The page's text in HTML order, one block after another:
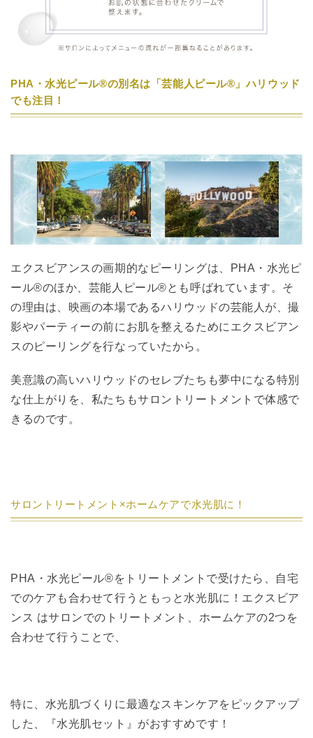
PHA・水光ピール®︎の別名は「芸能人ピール®︎」ハリウッド
でも注目！
エクスビアンスの画期的なピーリングは、PHA・水光ピ
ール®︎のほか、芸能人ピール®︎とも呼ばれています。そ
の理由は、映画の本場であるハリウッドの芸能人が、撮
影やパーティーの前にお肌を整えるためにエクスビアン
スのピーリングを行なっていたから。
美意識の高いハリウッドのセレブたちも夢中になる特別
な仕上がりを、私たちもサロントリートメントで体感で
きるのです。
サロントリートメント×ホームケアで水光肌に！
PHA・水光ピール®︎をトリートメントで受けたら、自宅
でのケアも合わせて行うともっと水光肌に！エクスビア
ンス はサロンでのトリートメント、ホームケアの2つを
合わせて行うことで、
特に、水光肌づくりに最適なスキンケアをピックアップ
した、『水光肌セット』がおすすめです！